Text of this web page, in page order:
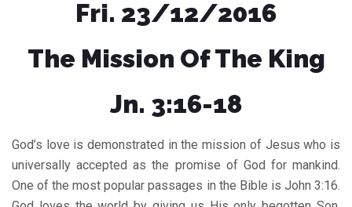
Fri. 23/12/2016
The Mission Of The King
Jn. 3:16-18
God’s love is demonstrated in the mission of Jesus who is
universally accepted as the promise of God for mankind.
One of the most popular passages in the Bible is John 3:16.